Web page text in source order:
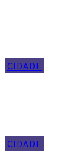
CIDADE
CIDADE